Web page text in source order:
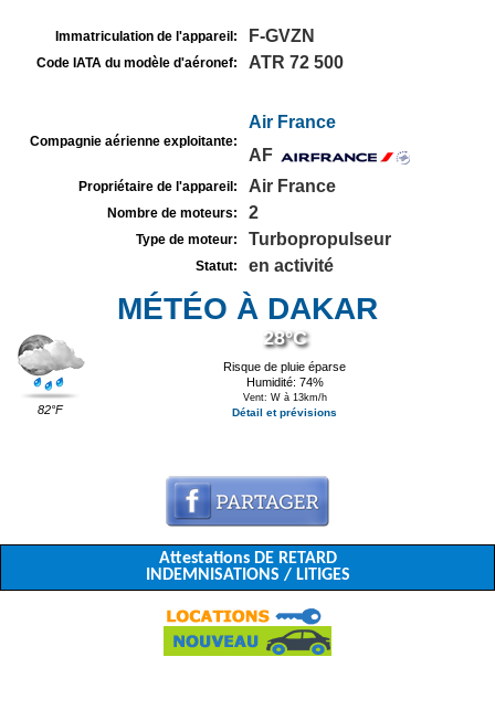
Immatriculation de l'appareil: F-GVZN
Code IATA du modèle d'aéronef: ATR 72 500
Compagnie aérienne exploitante:
Air France
AF
Propriétaire de l'appareil: Air France
Nombre de moteurs: 2
Type de moteur: Turbopropulseur
Statut: en activité
MÉTÉO À DAKAR
82°F
28°C
Risque de pluie éparse
Humidité: 74%
Vent: W à 13km/h
Détail et prévisions
Attestations DE RETARD
INDEMNISATIONS / LITIGES